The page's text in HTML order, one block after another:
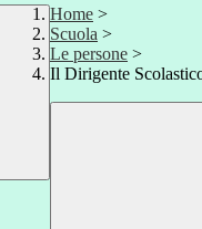
Home >
Scuola >
Le persone >
Il Dirigente